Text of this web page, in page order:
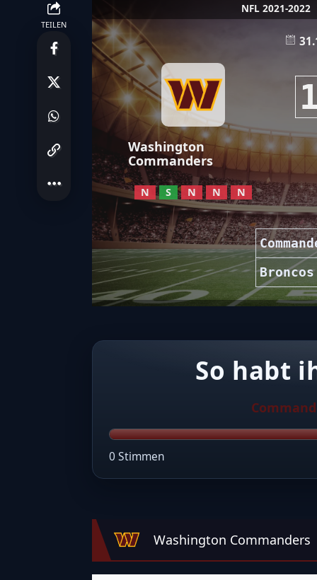
TEILEN
NFL 2021-2022
Washington
Commanders
N S N N N
Broncos
So habt
0 Stimmen
Washington Commanders